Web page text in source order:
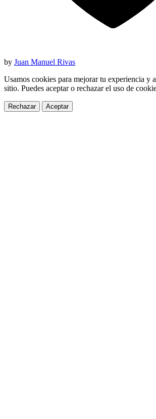
by Juan Manuel Rivas
Usamos cookies para mejorar tu experiencia y
sitio. Puedes aceptar o rechazar el uso de
Rechazar Aceptar